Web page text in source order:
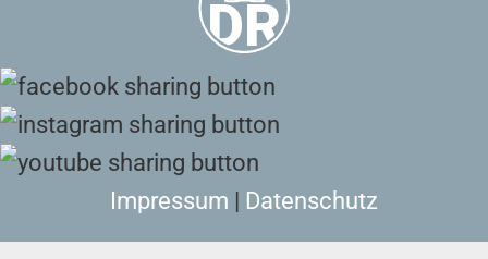
Impressum | Datenschutz